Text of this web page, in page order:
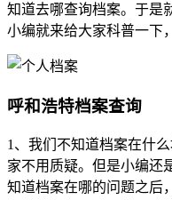
知道去哪查询档案。于是
小编就来给大家科普一下
呼和浩特档案查询
1、我们不知道档案在什
家不用质疑。但是小编还
知道档案在哪的问题之后